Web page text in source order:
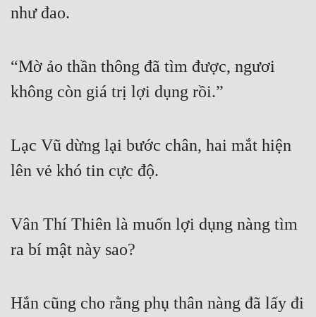
như đao.
“Mờ ảo thần thông đã tìm được, ngươi
không còn giá trị lợi dụng rồi.”
Lạc Vũ dừng lại bước chân, hai mắt hiện
lên vẻ khó tin cực độ.
Vân Thí Thiên là muốn lợi dụng nàng tìm
ra bí mật này sao?
Hắn cũng cho rằng phụ thân nàng đã lấy đi